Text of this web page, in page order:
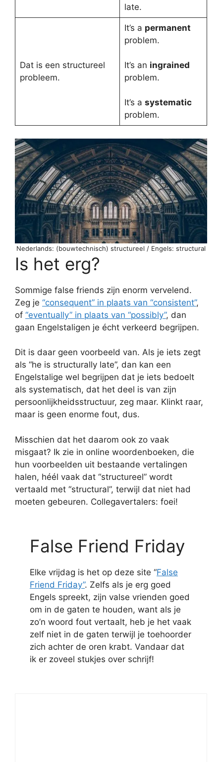
late.
Dat is een structureel
probleem.
It’s a permanent
problem.
It’s an ingrained
problem.
It’s a systematic
problem.
Nederlands: (bouwtechnisch) structureel / Engels: structural
Is het erg?
Sommige false friends zijn enorm vervelend.
Zeg je “consequent” in plaats van “consistent”,
of “eventually” in plaats van “possibly”, dan
gaan Engelstaligen je écht verkeerd begrijpen.
Dit is daar geen voorbeeld van. Als je iets zegt
als “he is structurally late”, dan kan een
Engelstalige wel begrijpen dat je iets bedoelt
als systematisch, dat het deel is van zijn
persoonlijkheidsstructuur, zeg maar. Klinkt raar,
maar is geen enorme fout, dus.
Misschien dat het daarom ook zo vaak
misgaat? Ik zie in online woordenboeken, die
hun voorbeelden uit bestaande vertalingen
halen, héél vaak dat “structureel” wordt
vertaald met “structural”, terwijl dat niet had
moeten gebeuren. Collegavertalers: foei!
False Friend Friday
Elke vrijdag is het op deze site “False
Friend Friday”. Zelfs als je erg goed
Engels spreekt, zijn valse vrienden goed
om in de gaten te houden, want als je
zo’n woord fout vertaalt, heb je het vaak
zelf niet in de gaten terwijl je toehoorder
zich achter de oren krabt. Vandaar dat
ik er zoveel stukjes over schrijf!